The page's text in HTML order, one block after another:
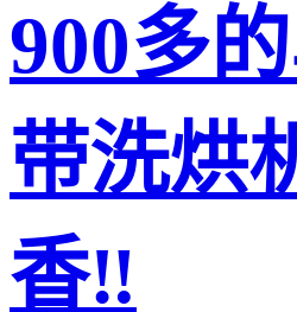
900多
带洗烘
香‼️